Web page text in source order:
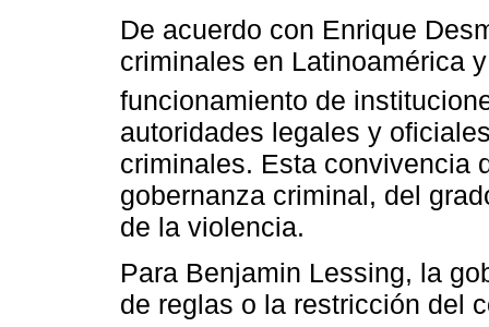
De acuerdo con Enrique
criminales en Latinoamérica
funcionamiento de
autoridades legales y
criminales. Esta convivencia
gobernanza criminal, del
de la violencia.
Para Benjamin Lessing, la
de reglas o la restricción del